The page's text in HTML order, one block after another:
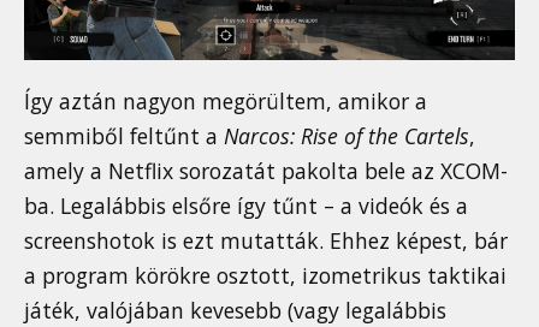
Így aztán nagyon megörültem, amikor a
semmiből feltűnt a Narcos: Rise of the Cartels,
amely a Netflix sorozatát pakolta bele az XCOM-
ba. Legalábbis elsőre így tűnt – a videók és a
screenshotok is ezt mutatták. Ehhez képest, bár
a program körökre osztott, izometrikus taktikai
játék, valójában kevesebb (vagy legalábbis